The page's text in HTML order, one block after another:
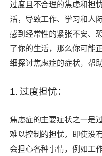
过度且不合理的焦虑和担
活，导致工作、学习和人
感到经常性的紧张不安、
了你的生活，那么你可能
细探讨焦虑症的症状，帮
1. 过度担忧：
焦虑症的主要症状之一是
难以控制的担忧，即使没
会担心各种事情，例如工